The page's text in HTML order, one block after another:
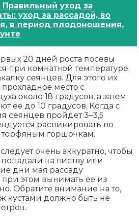
Правильный уход за
уход за рассадой, во
в период плодоношения,
20 дней роста посевы
при комнатной температуре.
сеянцев. Для этого их
место с
около 18 градусов, а затем
ее до 10 градусов. Когда с
сеянцев пройдет 3–3,5
распикировать по
горшочкам.
очень аккуратно, чтобы
на листву или
дни мая рассаду
этом вынимать ее из
Обратите внимание на то,
кустами должно быть не